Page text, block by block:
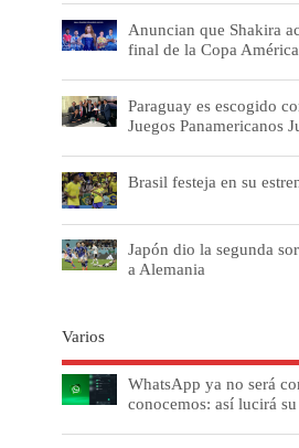
Anuncian que Shakira
final de la Copa América
Paraguay es escogido
Juegos Panamericanos
Brasil festeja en su
Japón dio la segunda
a Alemania
Varios
WhatsApp ya no será
conocemos: así lucirá